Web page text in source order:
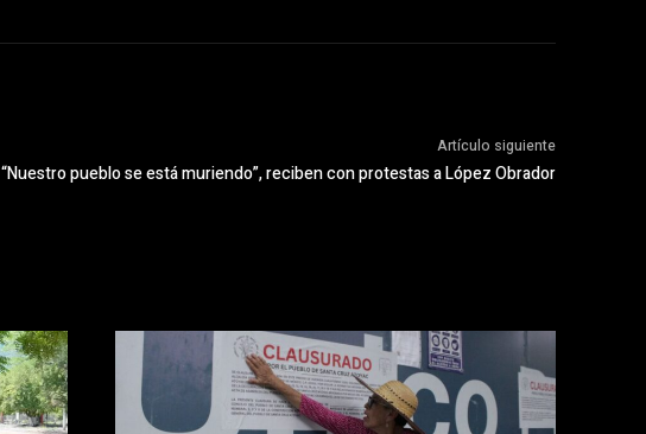
Artículo siguiente
“Nuestro pueblo se está muriendo”, reciben con protestas a López Obrador